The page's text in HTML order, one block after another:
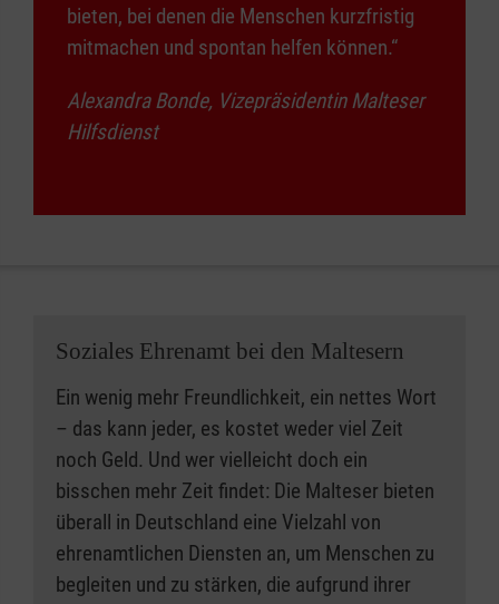
bieten, bei denen die Menschen kurzfristig
mitmachen und spontan helfen können.“
Alexandra Bonde, Vizepräsidentin Malteser
Hilfsdienst
Soziales Ehrenamt bei den Maltesern
Ein wenig mehr Freundlichkeit, ein nettes Wort
– das kann jeder, es kostet weder viel Zeit
noch Geld. Und wer vielleicht doch ein
bisschen mehr Zeit findet: Die Malteser bieten
überall in Deutschland eine Vielzahl von
ehrenamtlichen Diensten an, um Menschen zu
begleiten und zu stärken, die aufgrund ihrer